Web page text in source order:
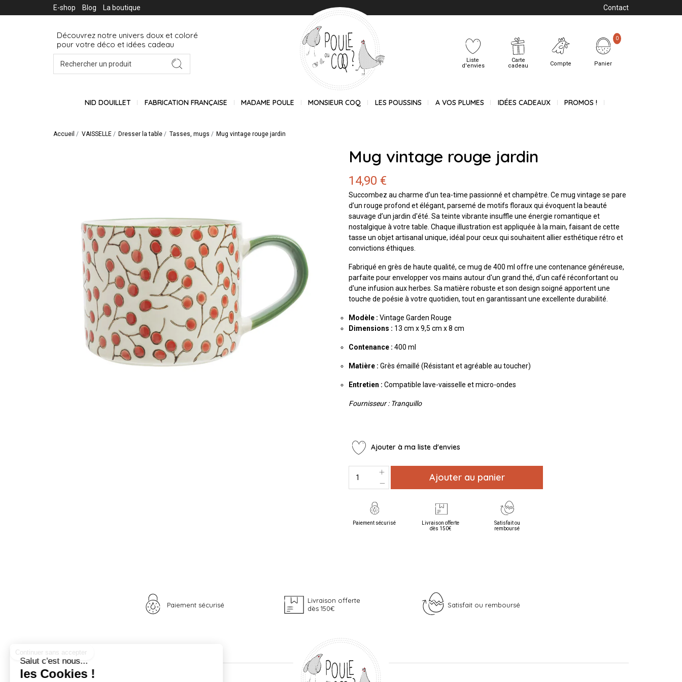
E-shop Blog La boutique Contact
Découvrez notre univers doux et coloré
pour votre déco et idées cadeau
Liste
d'envies
Carte
cadeau
Compte Panier
0
NID DOUILLET FABRICATION FRANÇAISE MADAME POULE MONSIEUR COQ LES POUSSINS A VOS PLUMES IDÉES CADEAUX PROMOS !
Accueil VAISSELLE Dresser la table Tasses, mugs Mug vintage rouge jardin
Mug vintage rouge jardin
14,90 €
Succombez au charme d’un tea-time passionné et champêtre. Ce mug vintage se pare
d’un rouge profond et élégant, parsemé de motifs floraux qui évoquent la beauté
sauvage d’un jardin d'été. Sa teinte vibrante insuffle une énergie romantique et
nostalgique à votre table. Chaque illustration est appliquée à la main, faisant de cette
tasse un objet artisanal unique, idéal pour ceux qui souhaitent allier esthétique rétro et
convictions éthiques.
Fabriqué en grès de haute qualité, ce mug de 400 ml offre une contenance généreuse,
parfaite pour envelopper vos mains autour d'un grand thé, d'un café réconfortant ou
d'une infusion aux herbes. Sa matière robuste et son design soigné apportent une
touche de poésie à votre quotidien, tout en garantissant une excellente durabilité.
Modèle : Vintage Garden Rouge
Dimensions : 13 cm x 9,5 cm x 8 cm
Contenance : 400 ml
Matière : Grès émaillé (Résistant et agréable au toucher)
Entretien : Compatible lave-vaisselle et micro-ondes
Fournisseur : Tranquillo
Ajouter à ma liste d'envies
Ajouter au panier
Paiement sécurisé
Livraison offerte
dès 150€
Satisfait ou
remboursé
Paiement sécurisé
Livraison offerte
dès 150€
Satisfait ou remboursé
Salut c'est nous...
les Cookies !